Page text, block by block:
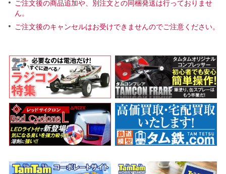
ご注文後の商品追加や、別注文との同梱発送は行っておりませ
ん。
ご注文後のキャンセルはお受けできませんのでご注意ください。